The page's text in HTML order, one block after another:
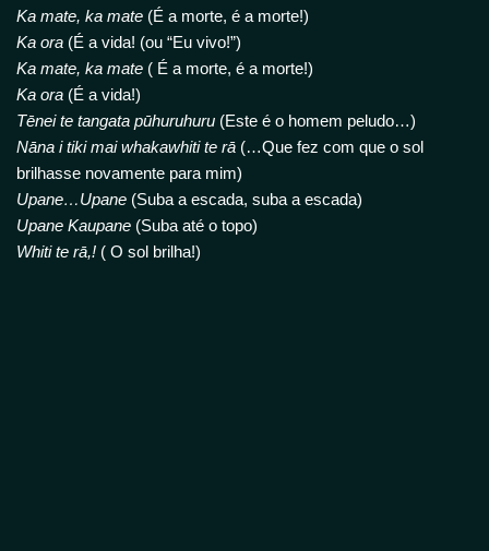
Ka mate, ka mate (É a morte, é a morte!)
Ka ora (É a vida! (ou “Eu vivo!”)
Ka mate, ka mate ( É a morte, é a morte!)
Ka ora (É a vida!)
Tēnei te tangata pūhuruhuru (Este é o homem peludo…)
Nāna i tiki mai whakawhiti te rā (…Que fez com que o sol
brilhasse novamente para mim)
Upane…Upane (Suba a escada, suba a escada)
Upane Kaupane (Suba até o topo)
Whiti te rā,! ( O sol brilha!)